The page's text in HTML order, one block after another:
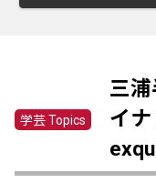
学芸 Topics
三
イ